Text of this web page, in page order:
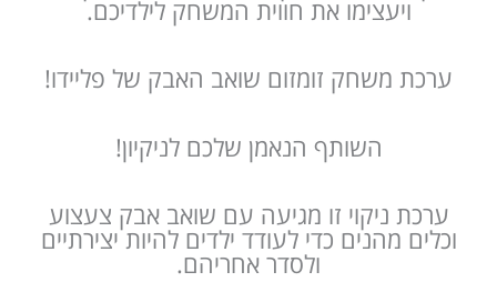
ויעצימו את חווית המשחק לילדיכם.
ערכת משחק זומזום שואב האבק של פליידו!
השותף הנאמן שלכם לניקיון!
ערכת ניקוי זו מגיעה עם שואב אבק צעצוע
וכלים מהנים כדי לעודד ילדים להיות יצירתיים
ולסדר אחריהם.